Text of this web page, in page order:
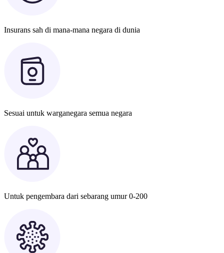
Insurans sah di mana-mana negara di dunia
Sesuai untuk warganegara semua negara
Untuk pengembara dari sebarang umur 0-200